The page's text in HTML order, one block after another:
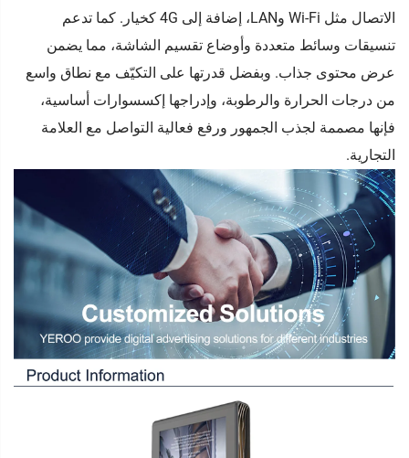
الاتصال مثل Wi-Fi وLAN، إضافة إلى 4G كخيار. كما تدعم
تنسيقات وسائط متعددة وأوضاع تقسيم الشاشة، مما يضمن
عرض محتوى جذاب. وبفضل قدرتها على التكيّف مع نطاق واسع
من درجات الحرارة والرطوبة، وإدراجها إكسسوارات أساسية،
فإنها مصممة لجذب الجمهور ورفع فعالية التواصل مع العلامة
التجارية.